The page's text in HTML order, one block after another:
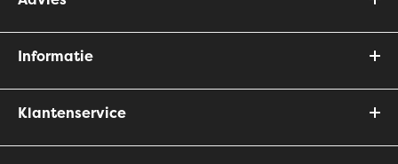
Informatie
Klantenservice